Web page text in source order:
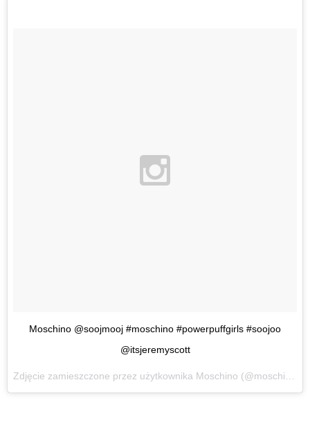
Moschino @soojmooj #moschino #powerpuffgirls #soojoo
@itsjeremyscott
Zdjęcie zamieszczone przez użytkownika Moschino (@moschino)